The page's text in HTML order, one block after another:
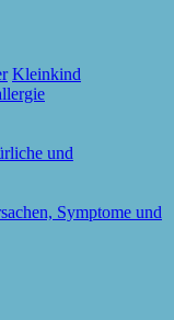
Kleinkind
und
Symptome und